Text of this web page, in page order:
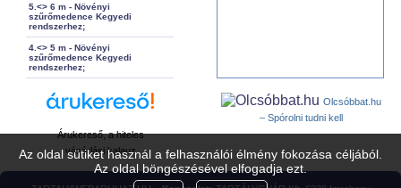
Az oldal sütiket használ a felhasználói élmény fokozása céljából.
Az oldal böngészésével elfogadja ezt.
5.<> 6 m - Növényi
szűrőmedence Kegyedi
rendszerhez;
4.<> 5 m - Növényi
szűrőmedence Kegyedi
rendszerhez;
Árukereső, a hiteles
vásárlási kalauz
Olcsóbbat.hu
– Spórolni tudni kell